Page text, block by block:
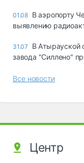
01.08 В аэропорту
выявлению
31.07
В Атырауской
завода "Силлено"
Все новости
Центр